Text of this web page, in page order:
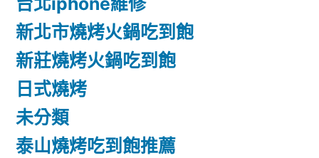
新北市燒烤火鍋吃到飽
新莊燒烤火鍋吃到飽
日式燒烤
未分類
泰山燒烤吃到飽推薦